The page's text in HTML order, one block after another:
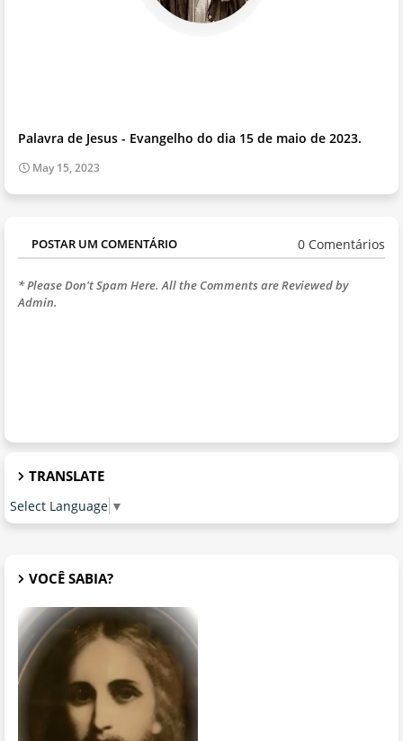
Palavra de Jesus - Evangelho do dia 15 de maio de 2023.
May 15, 2023
POSTAR UM COMENTÁRIO 0 Comentários
* Please Don't Spam Here. All the Comments are Reviewed by
Admin.
TRANSLATE
Select Language ▼
VOCÊ SABIA?